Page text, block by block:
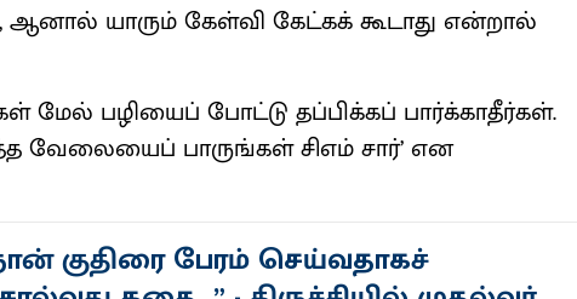
யாரும் கேள்வி கேட்கக் கூடாது என்றால்
மேல் பழியைப் போட்டு தப்பிக்கப் பார்க்காதீர்கள்.
வேலையைப் பாருங்கள் சிஎம் சார்’ என
குதிரை பேரம் செய்வதாகச்